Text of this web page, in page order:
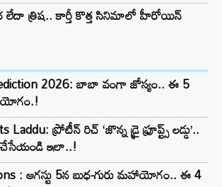
లేదా త్రిష.. కార్తీ కొత్త సినిమాలో హీరోయిన్
2026: బాబా వంగా జోస్యం.. ఈ 5
యోగం.!
ప్రోటీన్ రిచ్ ‘జొన్న డ్రై ఫ్రూప్ట్స్ లడ్డు’..
చేసేయండి ఇలా..!
: ఆగస్టు 5న బుధ-గురు మహాయోగం.. ఈ 4